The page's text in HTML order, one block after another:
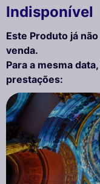
Indisponível
Este Produto já
venda.
Para a mesma
prestações: